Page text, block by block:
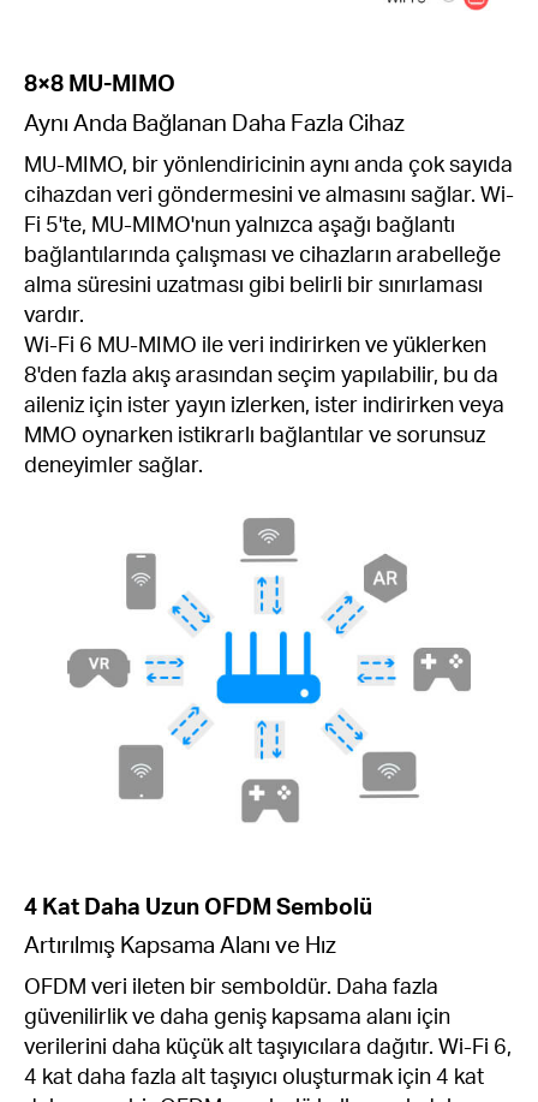
8×8 MU-MIMO
Aynı Anda Bağlanan Daha Fazla Cihaz
MU-MIMO, bir yönlendiricinin aynı anda çok sayıda
cihazdan veri göndermesini ve almasını sağlar. Wi-
Fi 5'te, MU-MIMO'nun yalnızca aşağı bağlantı
bağlantılarında çalışması ve cihazların arabelleğe
alma süresini uzatması gibi belirli bir sınırlaması
vardır.
Wi-Fi 6 MU-MIMO ile veri indirirken ve yüklerken
8'den fazla akış arasından seçim yapılabilir, bu da
aileniz için ister yayın izlerken, ister indirirken veya
MMO oynarken istikrarlı bağlantılar ve sorunsuz
deneyimler sağlar.
4 Kat Daha Uzun OFDM Sembolü
Artırılmış Kapsama Alanı ve Hız
OFDM veri ileten bir semboldür. Daha fazla
güvenilirlik ve daha geniş kapsama alanı için
verilerini daha küçük alt taşıyıcılara dağıtır. Wi-Fi 6,
4 kat daha fazla alt taşıyıcı oluşturmak için 4 kat